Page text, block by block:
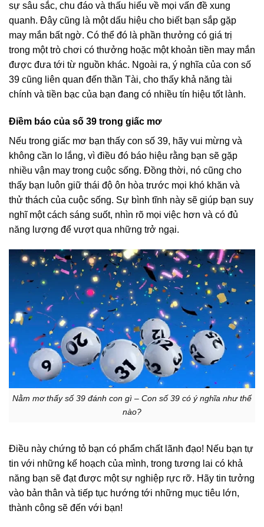
sự sâu sắc, chu đáo và thấu hiểu về mọi vấn đề xung
quanh. Đây cũng là một dấu hiệu cho biết bạn sắp gặp
may mắn bất ngờ. Có thể đó là phần thưởng có giá trị
trong một trò chơi có thưởng hoặc một khoản tiền may mắn
được đưa tới từ nguồn khác. Ngoài ra, ý nghĩa của con số
39 cũng liên quan đến thần Tài, cho thấy khả năng tài
chính và tiền bạc của bạn đang có nhiều tín hiệu tốt lành.
Điềm báo của số 39 trong giấc mơ
Nếu trong giấc mơ bạn thấy con số 39, hãy vui mừng và
không cần lo lắng, vì điều đó báo hiệu rằng bạn sẽ gặp
nhiều vận may trong cuộc sống. Đồng thời, nó cũng cho
thấy bạn luôn giữ thái độ ôn hòa trước mọi khó khăn và
thử thách của cuộc sống. Sự bình tĩnh này sẽ giúp bạn suy
nghĩ một cách sáng suốt, nhìn rõ mọi việc hơn và có đủ
năng lượng để vượt qua những trở ngại.
Nằm mơ thấy số 39 đánh con gì – Con số 39 có ý nghĩa như thế
nào?
Điều này chứng tỏ bạn có phẩm chất lãnh đạo! Nếu bạn tự
tin với những kế hoạch của mình, trong tương lai có khả
năng bạn sẽ đạt được một sự nghiệp rực rỡ. Hãy tin tưởng
vào bản thân và tiếp tục hướng tới những mục tiêu lớn,
thành công sẽ đến với bạn!